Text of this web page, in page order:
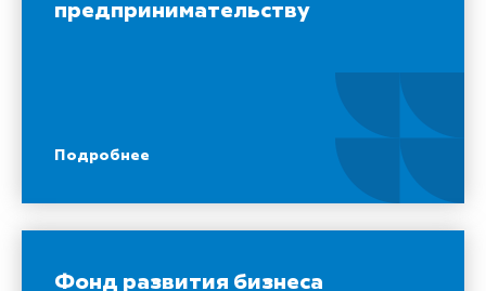
предпринимательству
Подробнее
Фонд развития бизнеса